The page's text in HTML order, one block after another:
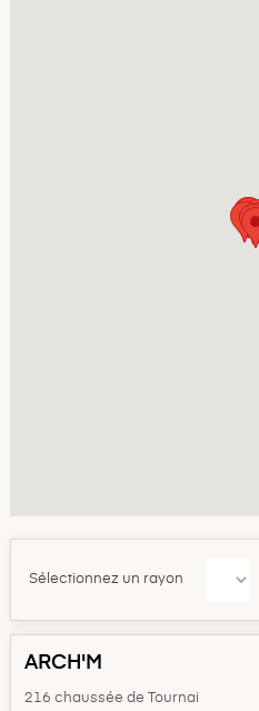
Sélectionnez un rayon
ARCH'M
216 chaussée de Tournai